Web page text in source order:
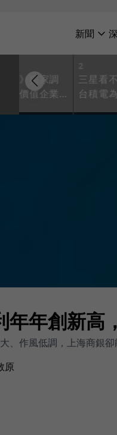
新聞
時代》獨家調
灣高價值企業
2
三星看
台積電
年年創新高
、作風低調，上海商銀
原